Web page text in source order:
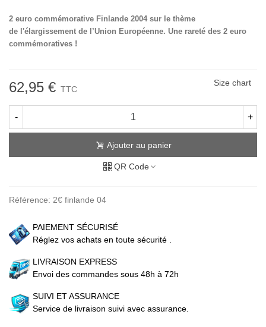
2 euro commémorative Finlande 2004 sur le thème
de l'élargissement de l’Union Européenne. Une rareté des 2 euro
commémoratives !
62,95 € TTC
Size chart
- +
Ajouter au panier
QR Code
Référence: 2€ finlande 04
PAIEMENT SÉCURISÉ
Réglez vos achats en toute sécurité .
LIVRAISON EXPRESS
Envoi des commandes sous 48h à 72h
SUIVI ET ASSURANCE
Service de livraison suivi avec assurance.